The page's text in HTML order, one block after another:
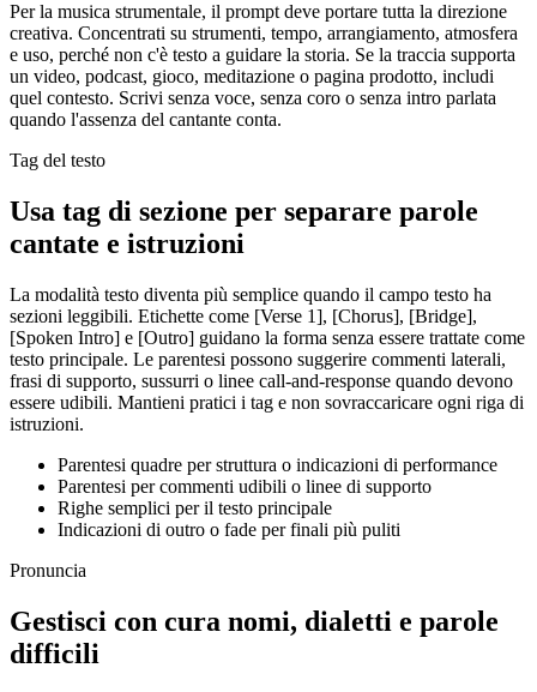
Per la musica strumentale, il prompt deve portare tutta la direzione
creativa. Concentrati su strumenti, tempo, arrangiamento, atmosfera
e uso, perché non c'è testo a guidare la storia. Se la traccia supporta
un video, podcast, gioco, meditazione o pagina prodotto, includi
quel contesto. Scrivi senza voce, senza coro o senza intro parlata
quando l'assenza del cantante conta.
Tag del testo
Usa tag di sezione per separare parole
cantate e istruzioni
La modalità testo diventa più semplice quando il campo testo ha
sezioni leggibili. Etichette come [Verse 1], [Chorus], [Bridge],
[Spoken Intro] e [Outro] guidano la forma senza essere trattate come
testo principale. Le parentesi possono suggerire commenti laterali,
frasi di supporto, sussurri o linee call-and-response quando devono
essere udibili. Mantieni pratici i tag e non sovraccaricare ogni riga di
istruzioni.
Parentesi quadre per struttura o indicazioni di performance
Parentesi per commenti udibili o linee di supporto
Righe semplici per il testo principale
Indicazioni di outro o fade per finali più puliti
Pronuncia
Gestisci con cura nomi, dialetti e parole
difficili